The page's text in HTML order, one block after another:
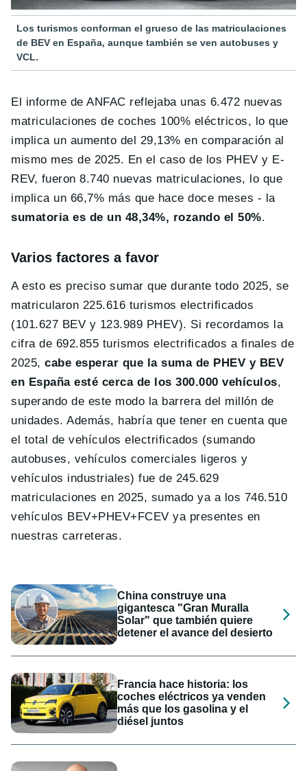
Los turismos conforman el grueso de las matriculaciones
de BEV en España, aunque también se ven autobuses y
VCL.
El informe de ANFAC reflejaba unas 6.472 nuevas
matriculaciones de coches 100% eléctricos, lo que
implica un aumento del 29,13% en comparación al
mismo mes de 2025. En el caso de los PHEV y E-
REV, fueron 8.740 nuevas matriculaciones, lo que
implica un 66,7% más que hace doce meses - la
sumatoria es de un 48,34%, rozando el 50%.
Varios factores a favor
A esto es preciso sumar que durante todo 2025, se
matricularon 225.616 turismos electrificados
(101.627 BEV y 123.989 PHEV). Si recordamos la
cifra de 692.855 turismos electrificados a finales de
2025,cabe esperar que la suma de PHEV y BEV
en España esté cerca de los 300.000 vehículos,
superando de este modo la barrera del millón de
unidades. Además, habría que tener en cuenta que
el total de vehículos electrificados (sumando
autobuses, vehículos comerciales ligeros y
vehículos industriales) fue de 245.629
matriculaciones en 2025, sumado ya a los 746.510
vehículos BEV+PHEV+FCEV ya presentes en
nuestras carreteras.
China construye una
gigantesca "Gran Muralla
Solar" que también quiere
detener el avance del desierto
Francia hace historia: los
coches eléctricos ya venden
más que los gasolina y el
diésel juntos